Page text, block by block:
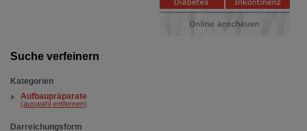
Dritte wie z.B. Google oder soziale Medien
Suche verfeinern
Kategorien
Aufbaupräparate
(auswahl entfernen)
Darreichungsform